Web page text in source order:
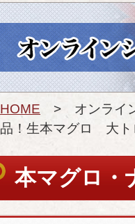
HOME > オンライ
品！生本マグロ 大
本マグロ・